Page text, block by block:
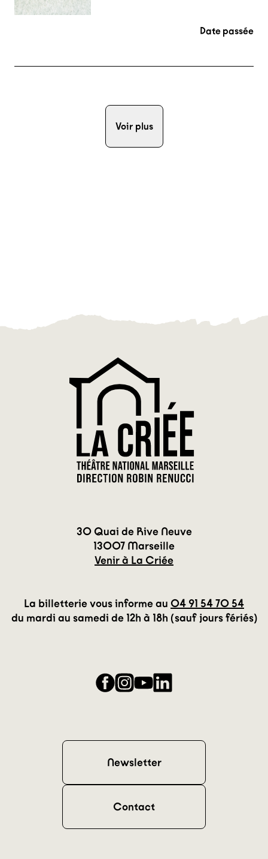
Date passée
Voir plus
30 Quai de Rive Neuve
13007 Marseille
Venir à La Criée
La billetterie vous informe au 04 91 54 70 54
du mardi au samedi de 12h à 18h (sauf jours fériés)
Facebook
Instagram
YouTubeLinkedIn
Newsletter
Contact